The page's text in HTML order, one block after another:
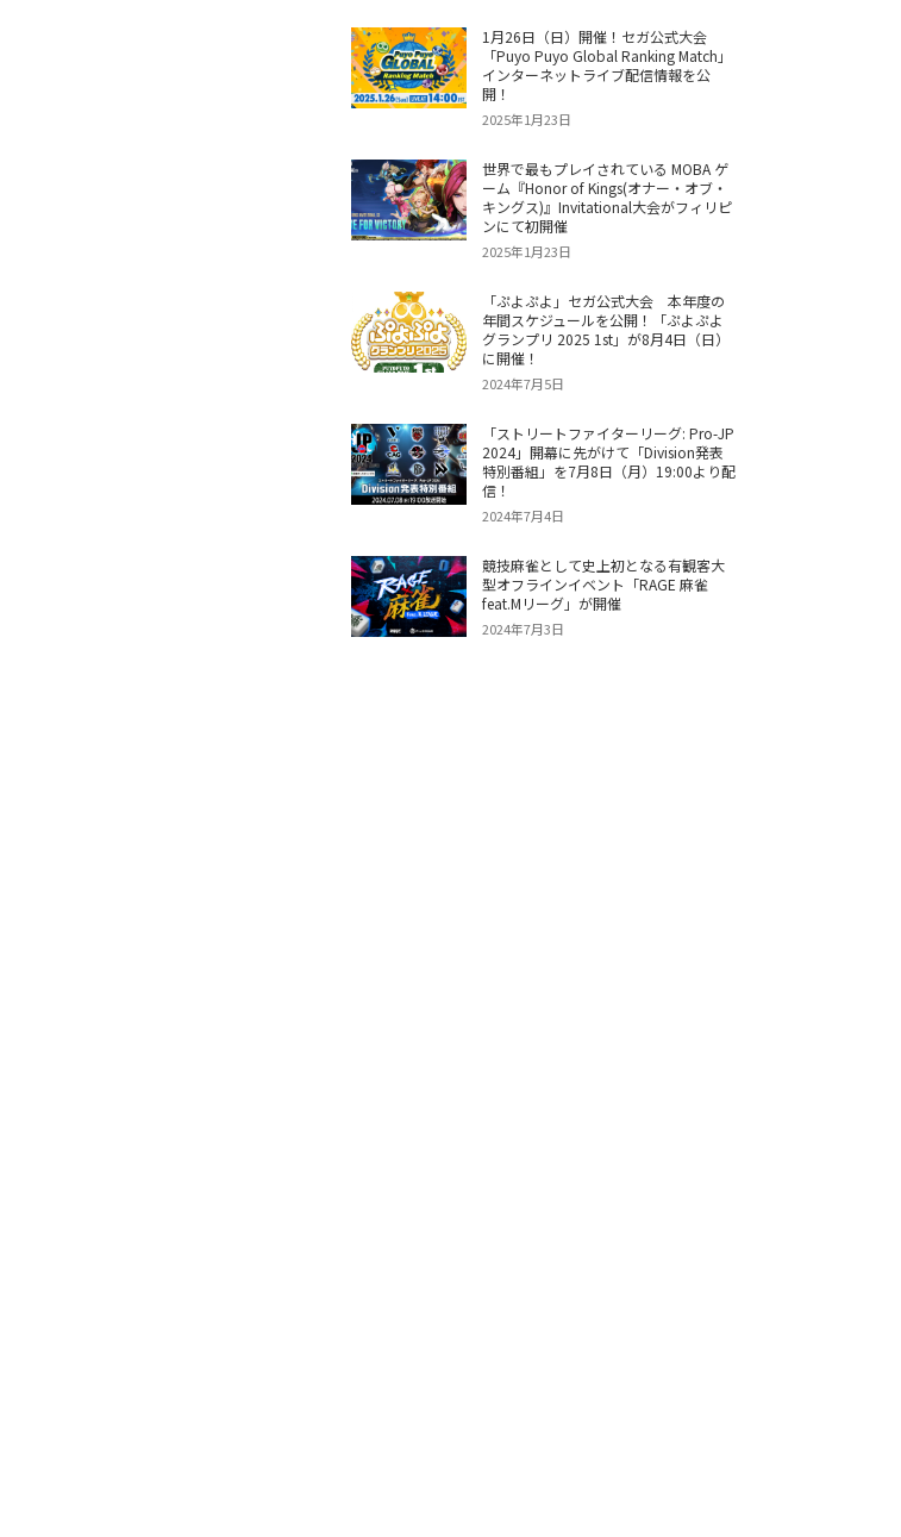
1月26日（日）開催！セガ公式大会
「Puyo Puyo Global Ranking Match」
インターネットライブ配信情報を公
開！
2025年1月23日
世界で最もプレイされている MOBA ゲ
ーム『Honor of Kings(オナー・オブ・
キングス)』Invitational大会がフィリピ
ンにて初開催
2025年1月23日
「ぷよぷよ」セガ公式大会 本年度の
年間スケジュールを公開！「ぷよぷよ
グランプリ 2025 1st」が8月4日（日）
に開催！
2024年7月5日
「ストリートファイターリーグ: Pro-JP
2024」開幕に先がけて「Division発表
特別番組」を7月8日（月）19:00より配
信！
2024年7月4日
競技麻雀として史上初となる有観客大
型オフラインイベント「RAGE 麻雀
feat.Mリーグ」が開催
2024年7月3日